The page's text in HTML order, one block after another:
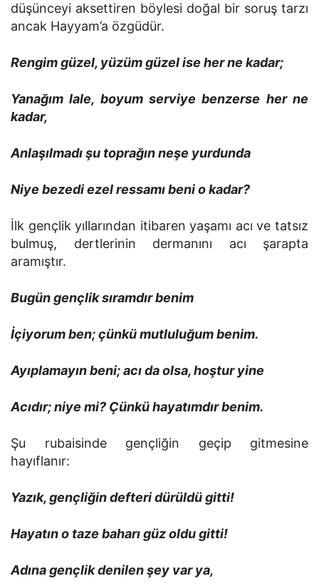
düşünceyi aksettiren böylesi doğal bir soruş tarzı
ancak Hayyam’a özgüdür.
Rengim güzel, yüzüm güzel ise her ne kadar;
Yanağım lale, boyum serviye benzerse her ne
kadar,
Anlaşılmadı şu toprağın neşe yurdunda
Niye bezedi ezel ressamı beni o kadar?
İlk gençlik yıllarından itibaren yaşamı acı ve tatsız
bulmuş, dertlerinin dermanını acı şarapta
aramıştır.
Bugün gençlik sıramdır benim
İçiyorum ben; çünkü mutluluğum benim.
Ayıplamayın beni; acı da olsa, hoştur yine
Acıdır; niye mi? Çünkü hayatımdır benim.
Şu rubaisinde gençliğin geçip gitmesine
hayıflanır:
Yazık, gençliğin defteri dürüldü gitti!
Hayatın o taze baharı güz oldu gitti!
Adına gençlik denilen şey var ya,